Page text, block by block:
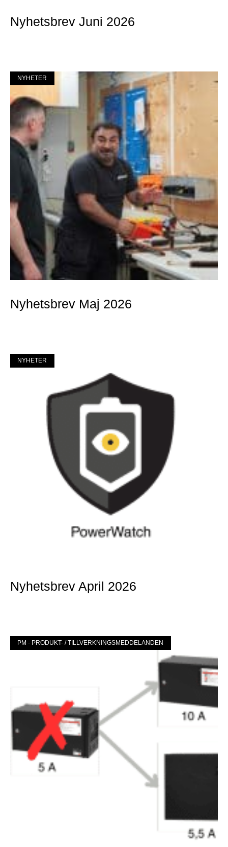
Nyhetsbrev Juni 2026
NYHETER
Nyhetsbrev Maj 2026
NYHETER
Nyhetsbrev April 2026
PM - PRODUKT- / TILLVERKNINGSMEDDELANDEN